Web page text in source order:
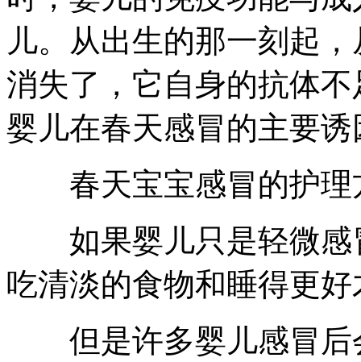
儿。从出生的那一刻起
消失了，它自身的抗体
婴儿在春天感冒的主要诱
春天宝宝感冒的护理
如果婴儿只是轻微感
吃清淡的食物和睡得更
但是许多婴儿感冒后